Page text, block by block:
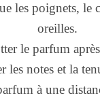
les poignets, le
oreilles.
le parfum
les notes et la
à une